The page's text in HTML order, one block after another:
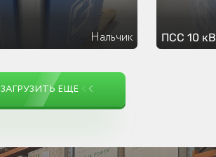
Нальчик ПСС 10 кВ
ЗАГРУЗИТЬ ЕЩЕ